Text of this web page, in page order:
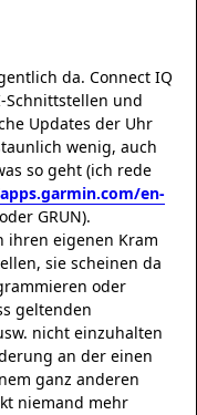
da. Connect IQ
Schnittstellen und
Updates der Uhr
wenig, auch
so geht (ich rede
en-
oder GRUN).
ihren eigenen Kram
sie scheinen da
oder
geltenden
nicht einzuhalten
an der einen
ganz anderen
niemand mehr